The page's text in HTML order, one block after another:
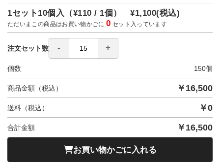
1セット10個入（¥110 / 1個）¥1,100(税込)
ただいまこの商品はお買い物かごに0 セット入っています
注文セット数
個数 150個
商品金額（税込） ￥ 16,500
送料（税込） ￥0
合計金額 ￥ 16,500
お買い物かごに入れる